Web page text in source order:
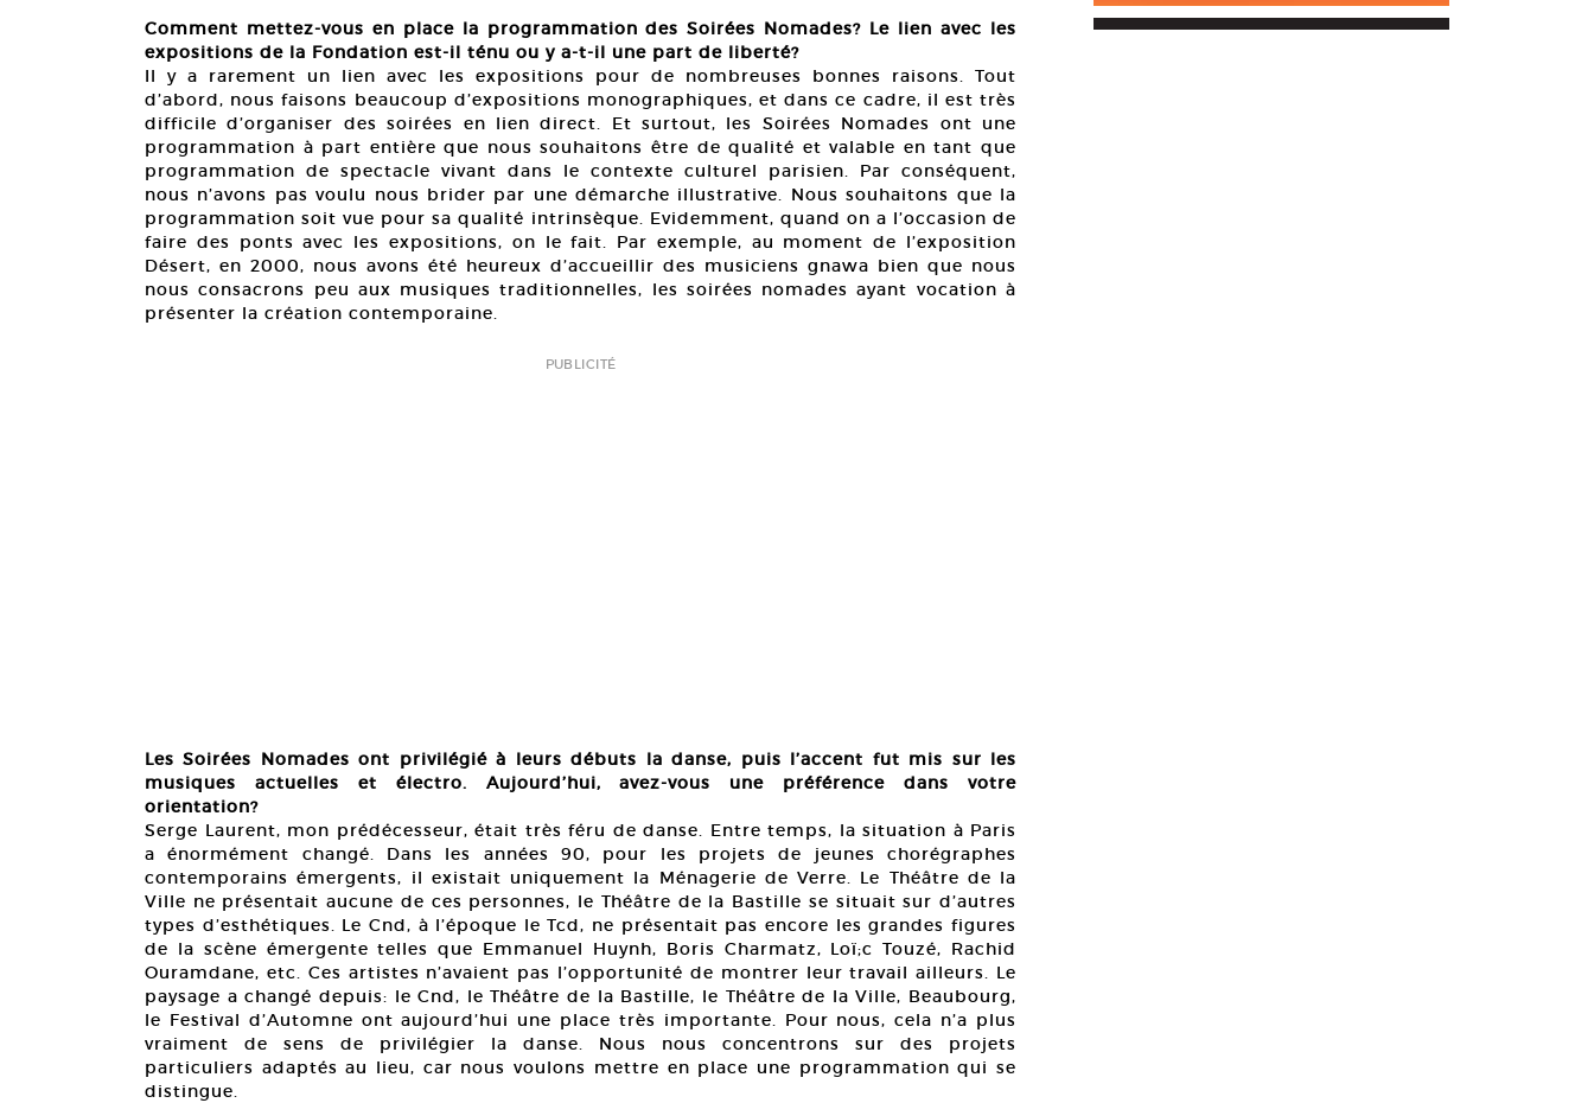
Comment mettez-vous en place la programmation des Soirées Nomades? Le lien avec les
expositions de la Fondation est-il ténu ou y a-t-il une part de liberté?
Il y a rarement un lien avec les expositions pour de nombreuses bonnes raisons. Tout
d’abord, nous faisons beaucoup d’expositions monographiques, et dans ce cadre, il est très
difficile d’organiser des soirées en lien direct. Et surtout, les Soirées Nomades ont une
programmation à part entière que nous souhaitons être de qualité et valable en tant que
programmation de spectacle vivant dans le contexte culturel parisien. Par conséquent,
nous n’avons pas voulu nous brider par une démarche illustrative. Nous souhaitons que la
programmation soit vue pour sa qualité intrinsèque. Evidemment, quand on a l’occasion de
faire des ponts avec les expositions, on le fait. Par exemple, au moment de l’exposition
Désert, en 2000, nous avons été heureux d’accueillir des musiciens gnawa bien que nous
nous consacrons peu aux musiques traditionnelles, les soirées nomades ayant vocation à
présenter la création contemporaine.
PUBLICITÉ
Les Soirées Nomades ont privilégié à leurs débuts la danse, puis l’accent fut mis sur les
musiques actuelles et électro. Aujourd’hui, avez-vous une préférence dans votre
orientation?
Serge Laurent, mon prédécesseur, était très féru de danse. Entre temps, la situation à Paris
a énormément changé. Dans les années 90, pour les projets de jeunes chorégraphes
contemporains émergents, il existait uniquement la Ménagerie de Verre. Le Théâtre de la
Ville ne présentait aucune de ces personnes, le Théâtre de la Bastille se situait sur d’autres
types d’esthétiques. Le Cnd, à l’époque le Tcd, ne présentait pas encore les grandes figures
de la scène émergente telles que Emmanuel Huynh, Boris Charmatz, Loï;c Touzé, Rachid
Ouramdane, etc. Ces artistes n’avaient pas l’opportunité de montrer leur travail ailleurs. Le
paysage a changé depuis: le Cnd, le Théâtre de la Bastille, le Théâtre de la Ville, Beaubourg,
le Festival d’Automne ont aujourd’hui une place très importante. Pour nous, cela n’a plus
vraiment de sens de privilégier la danse. Nous nous concentrons sur des projets
particuliers adaptés au lieu, car nous voulons mettre en place une programmation qui se
distingue.